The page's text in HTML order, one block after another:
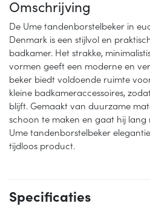
Omschrijving
De Ume tandenborstelbeker in
Denmark is een stijlvol en
badkamer. Het strakke,
vormen geeft een moderne en
beker biedt voldoende ruimte
kleine badkameraccessoires,
blijft. Gemaakt van duurzame
schoon te maken en gaat hij lang
Ume tandenborstelbeker
tijdloos product.
Specificaties